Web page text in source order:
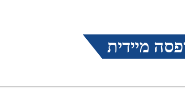
מיידית